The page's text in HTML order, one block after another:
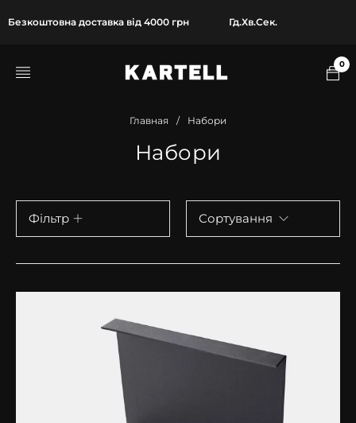
Безкоштовна доставка від 4000 грн Гд.Хв.Сек.
0
Набори
Главная / Набори
Фільтр Сортування